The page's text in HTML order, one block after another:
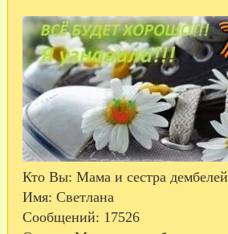
Кто Вы: Мама и сестра дембелей
Имя: Светлана
Сообщений: 17526